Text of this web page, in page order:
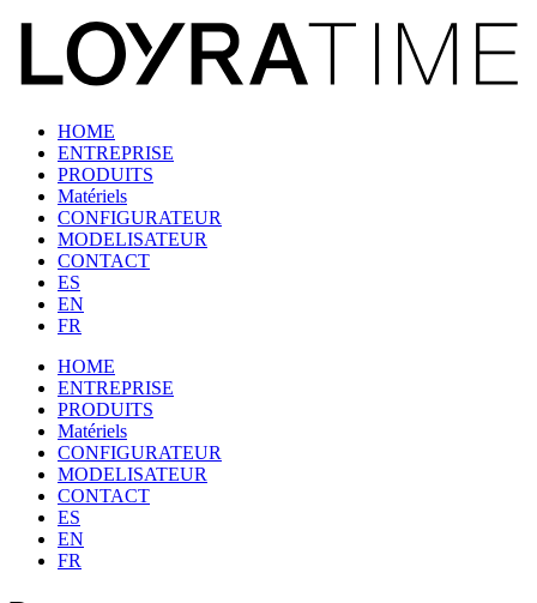
HOME
ENTREPRISE
PRODUITS
Matériels
CONFIGURATEUR
MODELISATEUR
CONTACT
ES
EN
FR
HOME
ENTREPRISE
PRODUITS
Matériels
CONFIGURATEUR
MODELISATEUR
CONTACT
ES
EN
FR